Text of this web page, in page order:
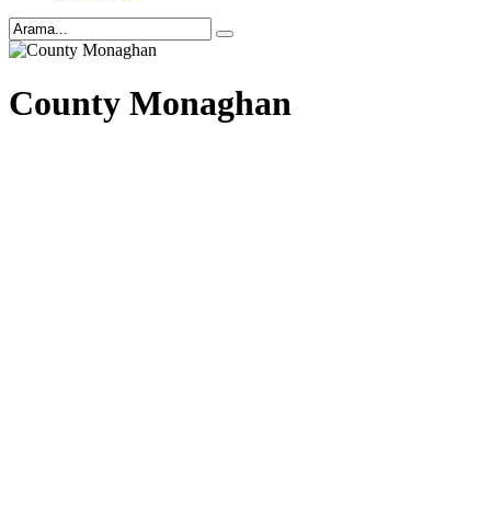
County Monaghan